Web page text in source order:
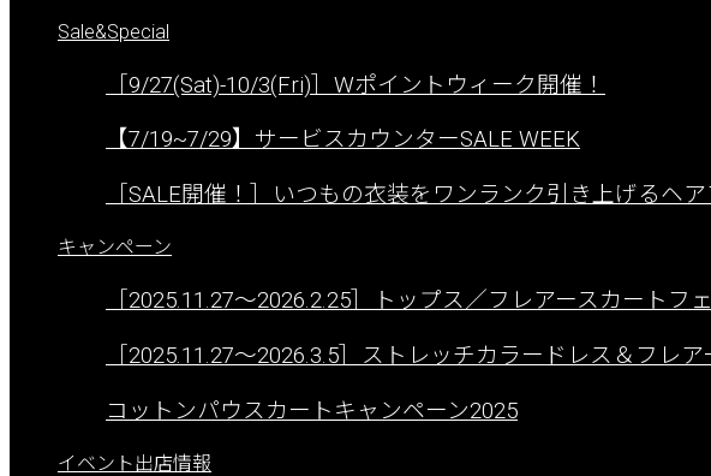
Sale&Special
［9/27(Sat)-10/3(Fri)］Wポイントウィーク開催！
【7/19~7/29】サービスカウンターSALE WEEK
［SALE開催！］いつもの衣装をワンランク引き上げるヘ
キャンペーン
［2025.11.27〜2026.2.25］トップス／フレアースカートフ
［2025.11.27〜2026.3.5］ストレッチカラードレス＆フレ
コットンパウスカートキャンペーン2025
イベント出店情報